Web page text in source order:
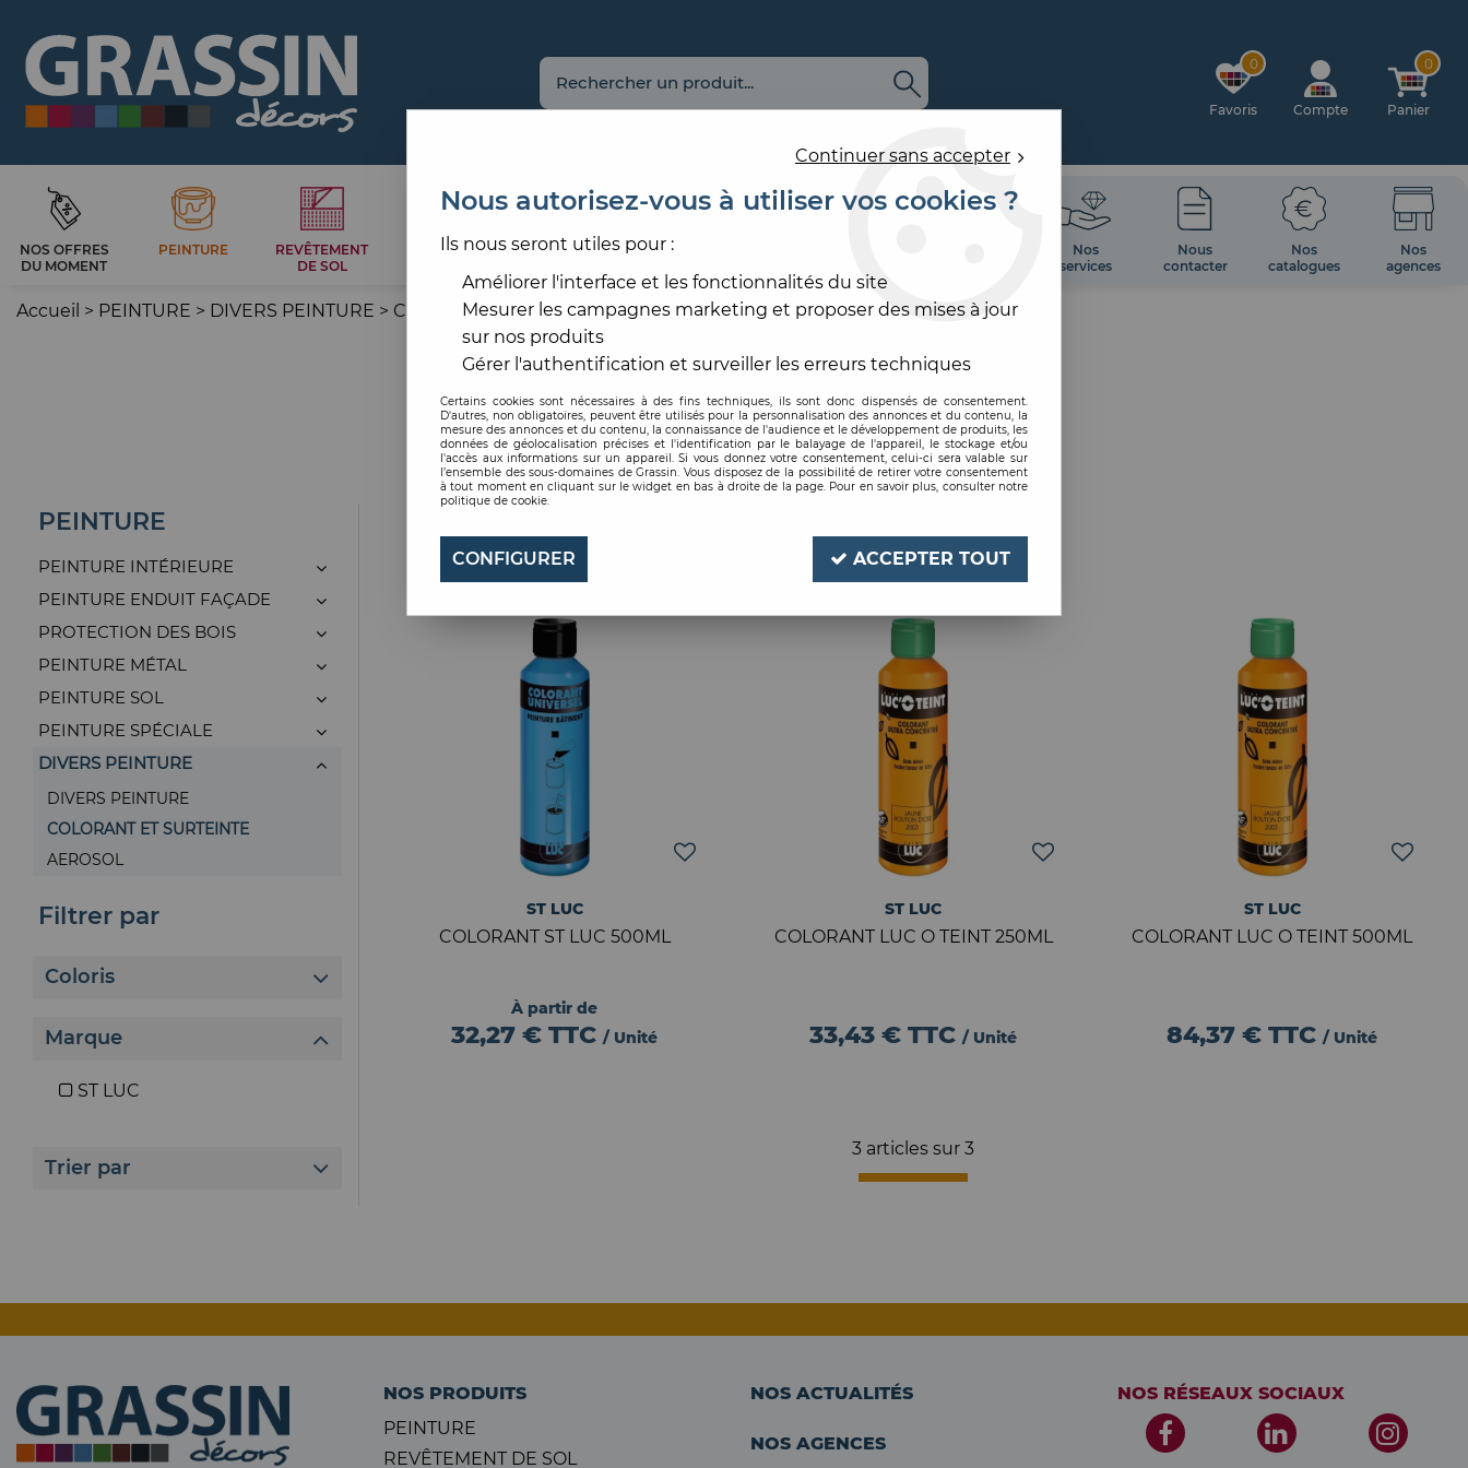
0
Favoris Compte
0
Panier
NOS OFFRES
DU MOMENT
PEINTURE
REVÊTEMENT
DE SOL
CARRELAGE
REVÊTEMENT
OUTILLAGE
Nos
services
Nous
contacter
Nos
catalogues
Nos
agences
Accueil > PEINTURE > DIVERS PEINTURE > COLORANT ET SURTEINTE
COLORANT ET SURTEINTE
PEINTURE
PEINTURE INTÉRIEURE
PEINTURE ENDUIT FAÇADE
PROTECTION DES BOIS
PEINTURE MÉTAL
PEINTURE SOL
PEINTURE SPÉCIALE
DIVERS PEINTURE
DIVERS PEINTURE
COLORANT ET SURTEINTE
AEROSOL
Filtrer par
Coloris
Marque
ST LUC
Trier par
ST LUC
COLORANT ST LUC 500ML
À partir de
32,27 €TTC / Unité
ST LUC
COLORANT LUC O TEINT 250ML
33,43 €TTC / Unité
ST LUC
COLORANT LUC O TEINT 500ML
84,37 €TTC / Unité
3 articles sur 3
NOS PRODUITS
PEINTURE
REVÊTEMENT DE SOL
NOS ACTUALITÉS
NOS AGENCES
NOS RÉSEAUX SOCIAUX
Continuer sans accepter
Nous autorisez-vous à utiliser vos cookies ?
Ils nous seront utiles pour :
Améliorer l'interface et les fonctionnalités du site
Mesurer les campagnes marketing et proposer des mises à jour
sur nos produits
Gérer l'authentification et surveiller les erreurs techniques
Certains cookies sont nécessaires à des fins techniques, ils sont donc dispensés de consentement.
D'autres, non obligatoires, peuvent être utilisés pour la personnalisation des annonces et du contenu, la
mesure des annonces et du contenu, la connaissance de l'audience et le développement de produits, les
données de géolocalisation précises et l'identification par le balayage de l'appareil, le stockage et/ou
l'accès aux informations sur un appareil. Si vous donnez votre consentement, celui-ci sera valable sur
l’ensemble des sous-domaines de Grassin. Vous disposez de la possibilité de retirer votre consentement
à tout moment en cliquant sur le widget en bas à droite de la page. Pour en savoir plus, consulter notre
politique de cookie.
CONFIGURER ACCEPTER TOUT